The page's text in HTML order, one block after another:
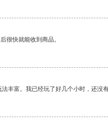
很快就能收到商品。
丰富。我已经玩了好几个小时，还没